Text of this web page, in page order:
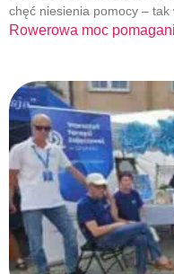
chęć niesienia pomocy –
Rowerowa moc